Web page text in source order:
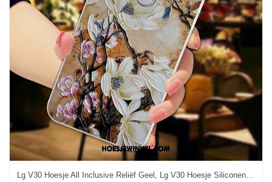
Lg V30 Hoesje All Inclusive Reliëf Geel, Lg V30 Hoesje Siliconen Bloemblaadjes